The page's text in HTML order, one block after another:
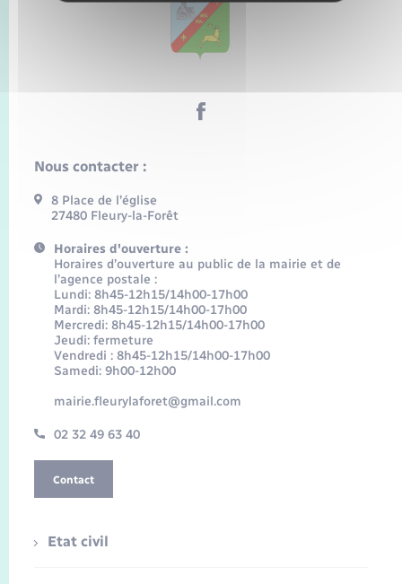
Nous contacter :
8 Place de l’église
27480 Fleury-la-Forêt
Horaires d'ouverture :
Horaires d’ouverture au public de la mairie et de
l’agence postale :
Lundi: 8h45-12h15/14h00-17h00
Mardi: 8h45-12h15/14h00-17h00
Mercredi: 8h45-12h15/14h00-17h00
Jeudi: fermeture
Vendredi : 8h45-12h15/14h00-17h00
Samedi: 9h00-12h00
mairie.fleurylaforet@gmail.com
02 32 49 63 40
Contact
Etat civil